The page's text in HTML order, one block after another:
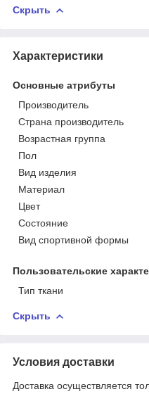
Скрыть
Характеристики
Основные атрибуты
Производитель
Страна производитель
Возрастная группа
Пол
Вид изделия
Материал
Цвет
Состояние
Вид спортивной формы
Пользовательские
Тип ткани
Скрыть
Условия доставки
Доставка осуществляется